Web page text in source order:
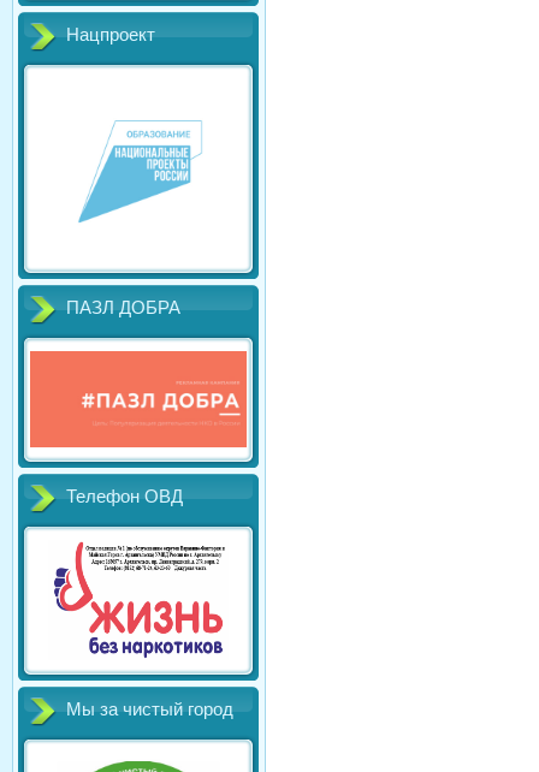
Нацпроект
ПАЗЛ ДОБРА
Телефон ОВД
Мы за чистый город